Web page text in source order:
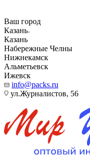
Ваш город
Казань
Казань
Набережные Челны
Нижнекамск
Альметьевск
Ижевск
info@packs.ru
ул.Журналистов, 56